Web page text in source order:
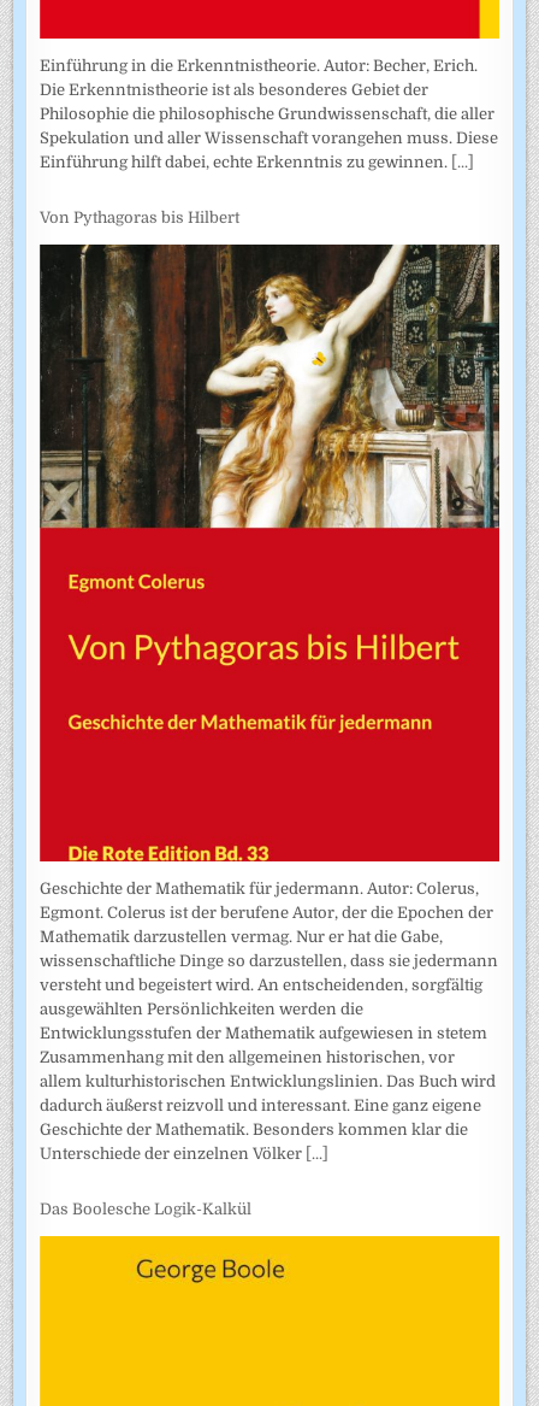
Einführung in die Erkenntnistheorie. Autor: Becher, Erich.
Die Erkenntnistheorie ist als besonderes Gebiet der
Philosophie die philosophische Grundwissenschaft, die aller
Spekulation und aller Wissenschaft vorangehen muss. Diese
Einführung hilft dabei, echte Erkenntnis zu gewinnen. [...]
Von Pythagoras bis Hilbert
Geschichte der Mathematik für jedermann. Autor: Colerus,
Egmont. Colerus ist der berufene Autor, der die Epochen der
Mathematik darzustellen vermag. Nur er hat die Gabe,
wissenschaftliche Dinge so darzustellen, dass sie jedermann
versteht und begeistert wird. An entscheidenden, sorgfältig
ausgewählten Persönlichkeiten werden die
Entwicklungsstufen der Mathematik aufgewiesen in stetem
Zusammenhang mit den allgemeinen historischen, vor
allem kulturhistorischen Entwicklungslinien. Das Buch wird
dadurch äußerst reizvoll und interessant. Eine ganz eigene
Geschichte der Mathematik. Besonders kommen klar die
Unterschiede der einzelnen Völker [...]
Das Boolesche Logik-Kalkül